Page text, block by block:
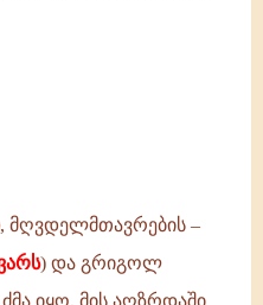
, მღვდელმთავრების –
) და გრიგოლ